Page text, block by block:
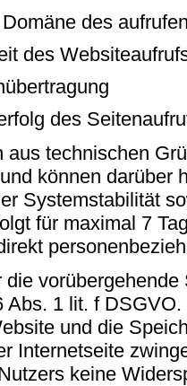
des
des
des
aus technischen
können darüber
Systemstabilität
für maximal 7
Abs. 1 lit. f
und die
Internetseite
keine